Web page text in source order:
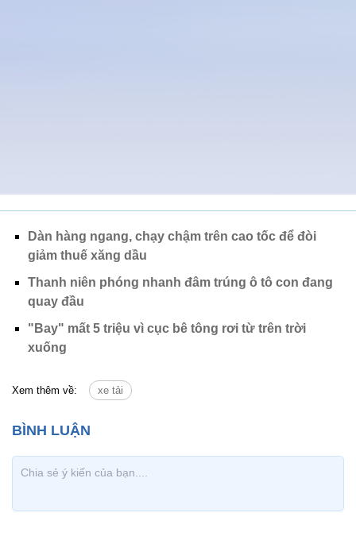
Dàn hàng ngang, chạy chậm trên cao tốc để đòi
giảm thuế xăng dầu
Thanh niên phóng nhanh đâm trúng ô tô con đang
quay đầu
"Bay" mất 5 triệu vì cục bê tông rơi từ trên trời
xuống
Xem thêm về: xe tải